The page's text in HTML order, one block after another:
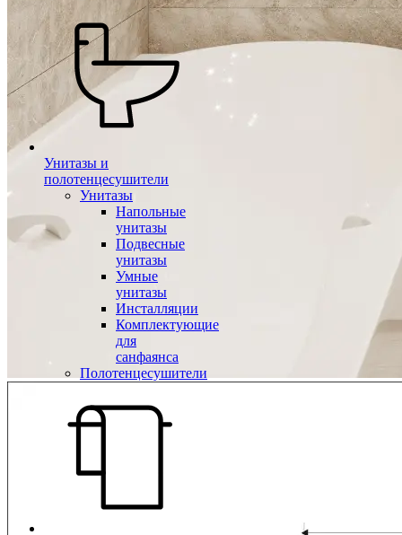
Унитазы и
полотенцесушители
Унитазы
Напольные
унитазы
Подвесные
унитазы
Умные
унитазы
Инсталляции
Комплектующие
для
санфаянса
Полотенцесушители